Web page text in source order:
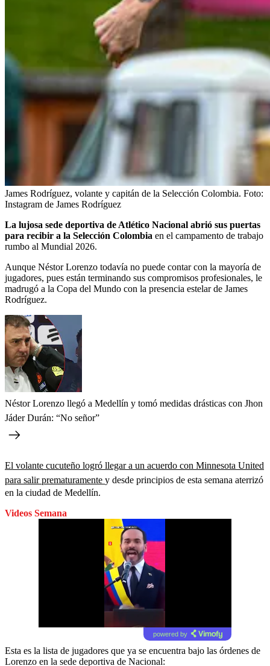
James Rodríguez, volante y capitán de la Selección Colombia. Foto:
Instagram de James Rodríguez
La lujosa sede deportiva de Atlético Nacional abrió sus puertas
para recibir a la Selección Colombia en el campamento de trabajo
rumbo al Mundial 2026.
Aunque Néstor Lorenzo todavía no puede contar con la mayoría de
jugadores, pues están terminando sus compromisos profesionales, le
madrugó a la Copa del Mundo con la presencia estelar de James
Rodríguez.
Néstor Lorenzo llegó a Medellín y tomó medidas drásticas con Jhon
Jáder Durán: “No señor”
El volante cucuteño logró llegar a un acuerdo con Minnesota United
para salir prematuramente y desde principios de esta semana aterrizó
en la ciudad de Medellín.
Videos Semana
powered by
Esta es la lista de jugadores que ya se encuentra bajo las órdenes de
Lorenzo en la sede deportiva de Nacional: